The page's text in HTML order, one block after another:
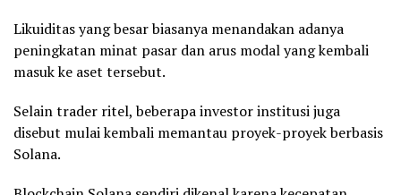
Likuiditas yang besar biasanya menandakan adanya
peningkatan minat pasar dan arus modal yang kembali
masuk ke aset tersebut.
Selain trader ritel, beberapa investor institusi juga
disebut mulai kembali memantau proyek-proyek berbasis
Solana.